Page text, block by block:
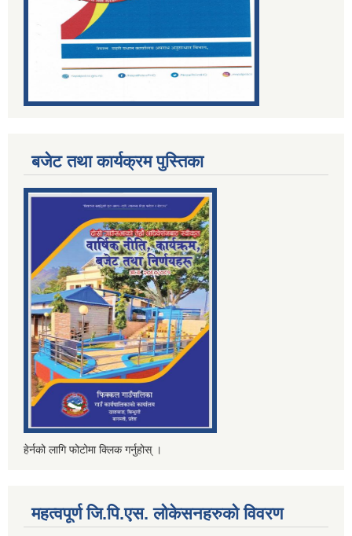
बजेट तथा कार्यक्रम पुस्तिका
हेर्नको लागि फोटोमा क्लिक गर्नुहोस् ।
महत्वपूर्ण जि.पि.एस. लोकेसनहरुको विवरण